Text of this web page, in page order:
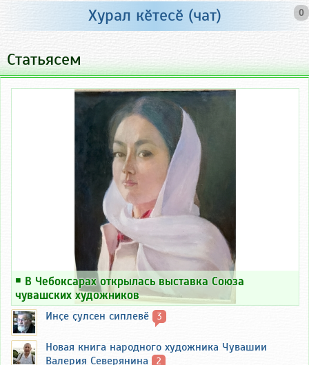
0
Хурал кӗтесӗ (чат)
Статьясем
￭ В Чебоксарах открылась выставка Союза
чувашских художников
Инҫе ҫулсен сиплевӗ 3
Новая книга народного художника Чувашии
Валерия Северянина
2